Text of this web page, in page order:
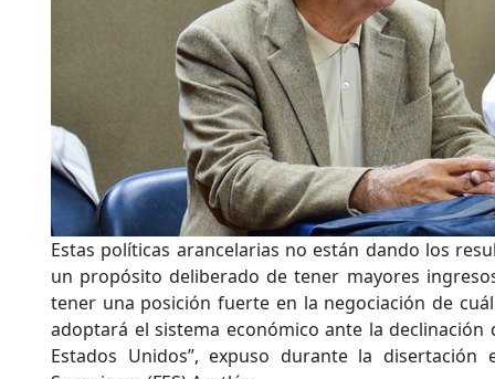
Estas políticas arancelarias no están dando los
un propósito deliberado de tener mayores
tener una posición fuerte en la negociación de
adoptará el sistema económico ante la
Estados Unidos”, expuso durante la disertación